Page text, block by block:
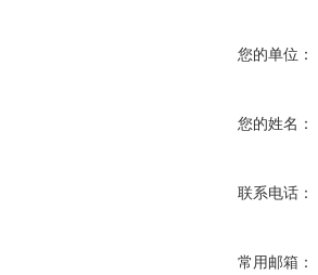
您的单位：
您的姓名：
联系电话：
常用邮箱：